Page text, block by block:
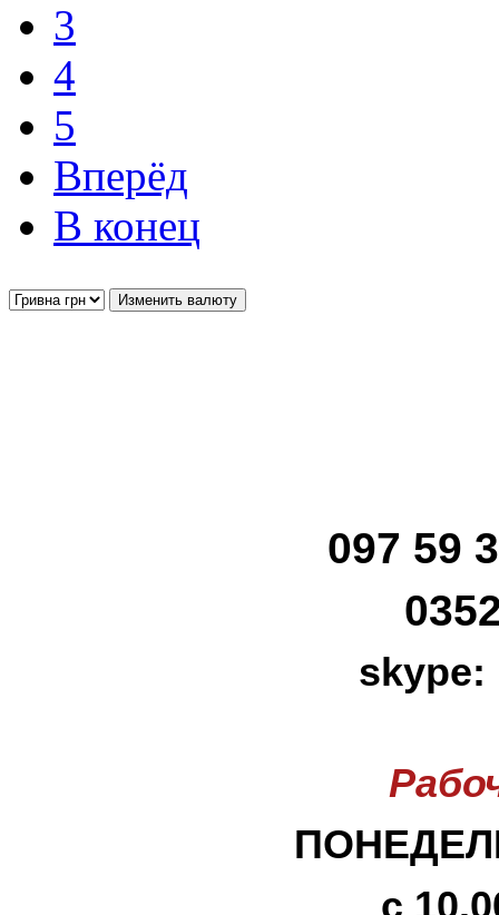
3
4
5
Вперёд
В конец
097 59
skype:
с